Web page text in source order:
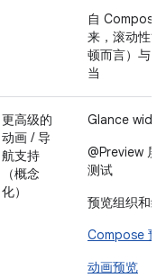
自 Compose
来，滚动性
顿而言）与
当
更高级的
动画 / 导
航支持
（概念
化）
Glance
@Preview 屏
测试
预览组织和缩
Compose 预
动画预览